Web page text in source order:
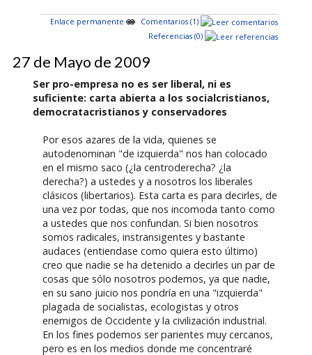
Enlace permanente
Comentarios (1)
Referencias (0)
27 de Mayo de 2009
Ser pro-empresa no es ser liberal, ni es
suficiente: carta abierta a los socialcristianos,
democratacristianos y conservadores
Por esos azares de la vida, quienes se
autodenominan "de izquierda" nos han colocado
en el mismo saco (¿la centroderecha? ¿la
derecha?) a ustedes y a nosotros los liberales
clásicos (libertarios). Esta carta es para decirles, de
una vez por todas, que nos incomoda tanto como
a ustedes que nos confundan. Si bien nosotros
somos radicales, instransigentes y bastante
audaces (entiendase como quiera esto último)
creo que nadie se ha detenido a decirles un par de
cosas que sólo nosotros podemos, ya que nadie,
en su sano juicio nos pondría en una "izquierda"
plagada de socialistas, ecologistas y otros
enemigos de Occidente y la civilización industrial.
En los fines podemos ser parientes muy cercanos,
pero es en los medios donde me concentraré